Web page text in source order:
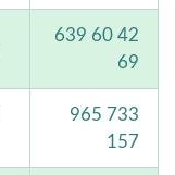
639 60 42
69
965 733
157